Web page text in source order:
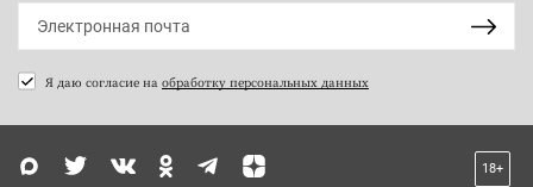
Я даю согласие на обработку персональных данных
18+